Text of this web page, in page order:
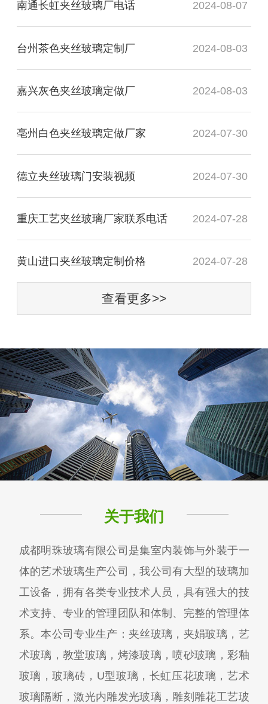
南通长虹夹丝玻璃厂电话 2024-08-07
台州茶色夹丝玻璃定制厂 2024-08-03
嘉兴灰色夹丝玻璃定做厂 2024-08-03
亳州白色夹丝玻璃定做厂家 2024-07-30
德立夹丝玻璃门安装视频 2024-07-30
重庆工艺夹丝玻璃厂家联系电话 2024-07-28
黄山进口夹丝玻璃定制价格 2024-07-28
查看更多>>
关于我们
成都明珠玻璃有限公司是集室内装饰与外装于一
体的艺术玻璃生产公司，我公司有大型的玻璃加
工设备，拥有各类专业技术人员，具有强大的技
术支持、专业的管理团队和体制、完整的管理体
系。本公司专业生产：夹丝玻璃，夹娟玻璃，艺
术玻璃，教堂玻璃，烤漆玻璃，喷砂玻璃，彩釉
玻璃，玻璃砖，U型玻璃，长虹压花玻璃，艺术
玻璃隔断，激光内雕发光玻璃，雕刻雕花工艺玻